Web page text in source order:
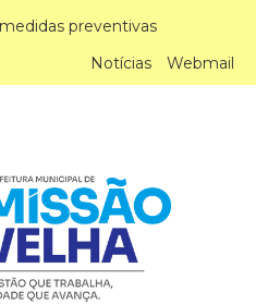
preventivas
Notícias
Webmail